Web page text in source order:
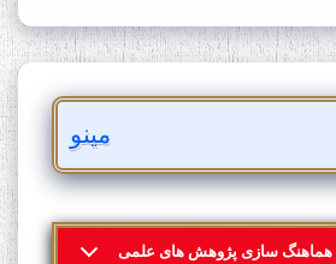
مینو
هماهنگ سازی پژوهش های علمی